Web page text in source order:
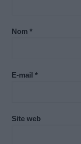
Nom *
E-mail *
Site web